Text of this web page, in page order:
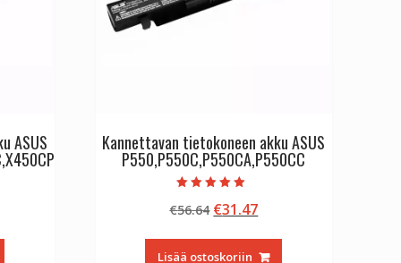
ASUS Kannettavan tietokoneen akku ASUS
P550,P550C,P550CA,P550CC
tuotteesta:
5.00
€56.64 Alkuperäinen
oli:
€31.47Nykyinen
on:
Lisää ostoskoriin